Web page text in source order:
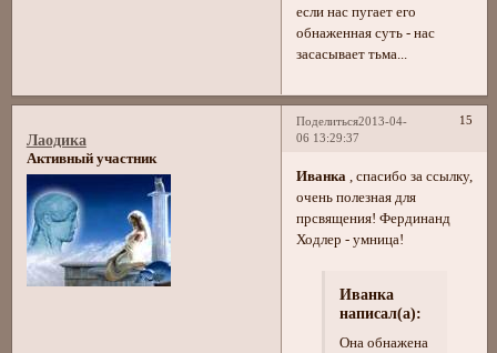
если нас пугает его
обнаженная суть - нас
засасывает тьма...
Поделиться 15
2013-04-
06 13:29:37
Лаодика
Активный участник
Иванка , спасибо за ссылку,
очень полезная для
прсвящения! Фердинанд
Ходлер - умница!
Иванка
написал(а):
Она обнажена